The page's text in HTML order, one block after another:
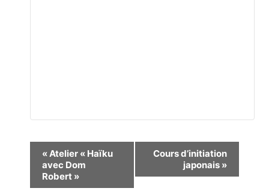
Navigation
Évènement
«Atelier « Haïku
avec Dom
Robert »
Cours d’initiation
japonais »